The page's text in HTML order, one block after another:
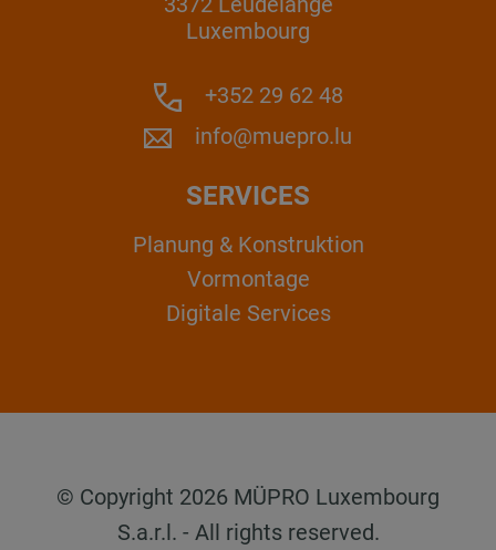
Luxembourg
+352 29 62 48
info@muepro.lu
SERVICES
Planung & Konstruktion
Vormontage
Digitale Services
© Copyright 2026 MÜPRO Luxembourg
S.a.r.l. - All rights reserved.